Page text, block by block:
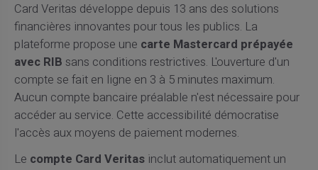
Card Veritas développe depuis 13 ans des solutions
financières innovantes pour tous les publics. La
plateforme propose une carte Mastercard prépayée
avec RIB sans conditions restrictives. L'ouverture d'un
compte se fait en ligne en 3 à 5 minutes maximum.
Aucun compte bancaire préalable n'est nécessaire pour
accéder au service. Cette accessibilité démocratise
l'accès aux moyens de paiement modernes.
Le compte Card Veritasinclut automatiquement un